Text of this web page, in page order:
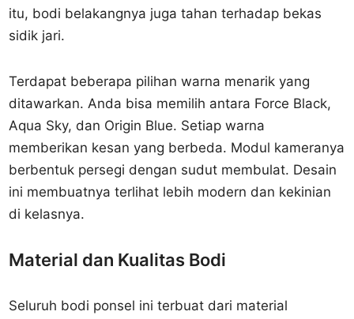
itu, bodi belakangnya juga tahan terhadap bekas
sidik jari.
Terdapat beberapa pilihan warna menarik yang
ditawarkan. Anda bisa memilih antara Force Black,
Aqua Sky, dan Origin Blue. Setiap warna
memberikan kesan yang berbeda. Modul kameranya
berbentuk persegi dengan sudut membulat. Desain
ini membuatnya terlihat lebih modern dan kekinian
di kelasnya.
Material dan Kualitas Bodi
Seluruh bodi ponsel ini terbuat dari material